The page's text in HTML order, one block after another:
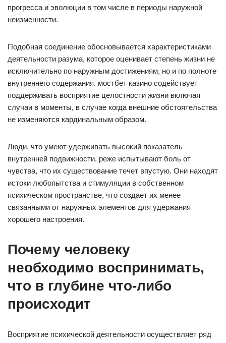
прогресса и эволюции в том числе в периоды наружной
неизменности.
Подобная соединение обосновывается характеристиками
деятельности разума, которое оценивает степень жизни не
исключительно по наружным достижениям, но и по полноте
внутреннего содержания. мостбет казино содействует
поддерживать восприятие целостности жизни включая
случаи в моменты, в случае когда внешние обстоятельства
не изменяются кардинальным образом.
Люди, что умеют удерживать высокий показатель
внутренней подвижности, реже испытывают боль от
чувства, что их существование течет впустую. Они находят
истоки любопытства и стимуляции в собственном
психическом пространстве, что создает их менее
связанными от наружных элементов для удержания
хорошего настроения.
Почему человеку
необходимо воспринимать,
что в глубине что-либо
происходит
Восприятие психической деятельности осуществляет ряд